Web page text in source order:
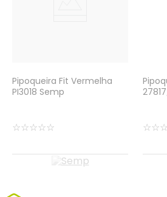
Pipoqueira Fit Vermelha
PI3018 Semp
☆☆☆☆☆ ☆☆☆